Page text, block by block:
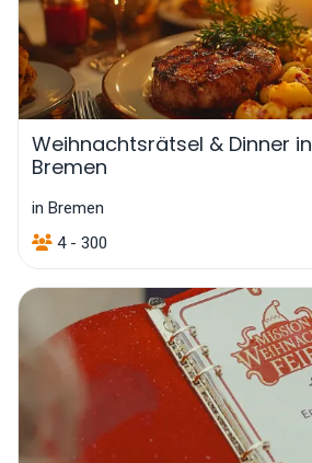
Weihnachtsrätsel & Dinner in
Bremen
in Bremen
4 - 300